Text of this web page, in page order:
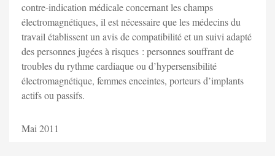
contre-indication médicale concernant les champs
électromagnétiques, il est nécessaire que les médecins du
travail établissent un avis de compatibilité et un suivi adapté
des personnes jugées à risques : personnes souffrant de
troubles du rythme cardiaque ou d’hypersensibilité
électromagnétique, femmes enceintes, porteurs d’implants
actifs ou passifs.
Mai 2011